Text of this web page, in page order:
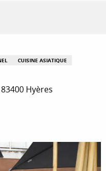
CUISINE ASIATIQUE
Hyères